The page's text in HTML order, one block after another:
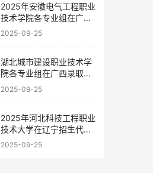
2025年安徽电气工程职业
技术学院各专业组在广东
录取分数线及位次
2025-09-25
湖北城市建设职业技术学
院各专业组在广西录取分
数线
2025-09-25
2025年河北科技工程职业
技术大学在辽宁招生代码
及专业代码
2025-09-25